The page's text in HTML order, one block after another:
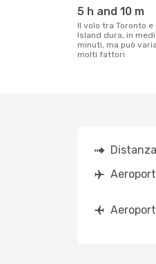
5 h and 10 m
Il volo tra Toronto e Grand Cayman
Island dura, in
minuti, ma può
molti fattori